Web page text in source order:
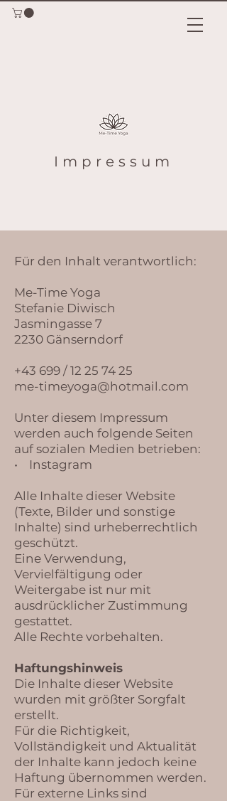
Impressum
Für den Inhalt verantwortlich:
Me-Time Yoga
Stefanie Diwisch
​Jasmingasse 7
2230 Gänserndorf
+43 699 / 12 25 74 25
me-timeyoga@hotmail.com
Unter diesem Impressum
werden auch folgende Seiten
auf sozialen Medien betrieben:
• Instagram
Alle Inhalte dieser Website
(Texte, Bilder und sonstige
Inhalte) sind urheberrechtlich
geschützt.
Eine Verwendung,
Vervielfältigung oder
Weitergabe ist nur mit
ausdrücklicher Zustimmung
gestattet.
Alle Rechte vorbehalten.
Haftungshinweis
Die Inhalte dieser Website
wurden mit größter Sorgfalt
erstellt.
Für die Richtigkeit,
Vollständigkeit und Aktualität
der Inhalte kann jedoch keine
Haftung übernommen werden.
Für externe Links sind